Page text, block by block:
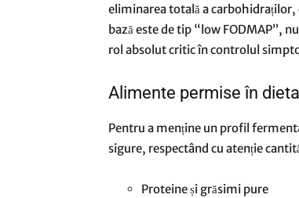
eliminarea totală a
bază este de tip “low FODMAP”,
rol absolut critic în controlul
Alimente permise în
Pentru a menține un profil
sigure, respectând cu atenție
Proteine și grăsimi pure